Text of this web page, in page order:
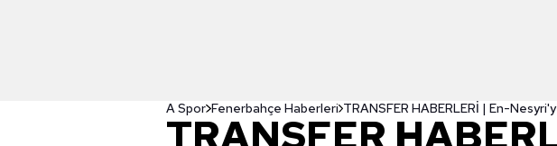
A Spor Fenerbahçe Haberleri
TRANSFER